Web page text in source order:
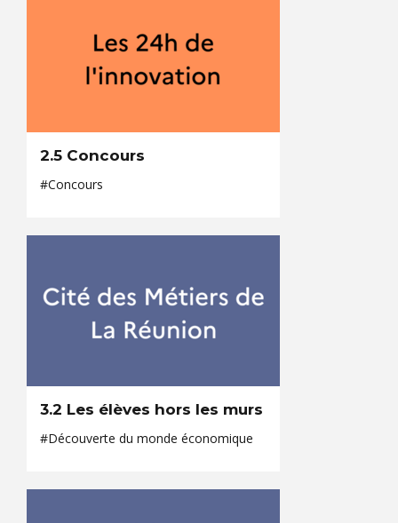
2.5 Concours
#Concours
3.2 Les élèves hors les murs
#Découverte du monde économique